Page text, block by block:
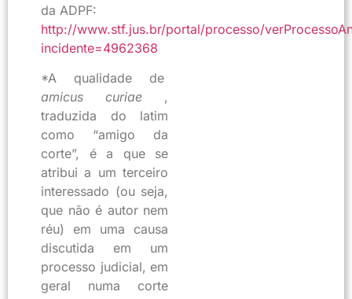
da ADPF:
http://www.stf.jus.br/portal/processo/
incidente=4962368
*A qualidade de
amicus curiae ,
traduzida do latim
como “amigo da
corte”, é a que se
atribui a um terceiro
interessado (ou seja,
que não é autor nem
réu) em uma causa
discutida em um
processo judicial, em
geral numa corte